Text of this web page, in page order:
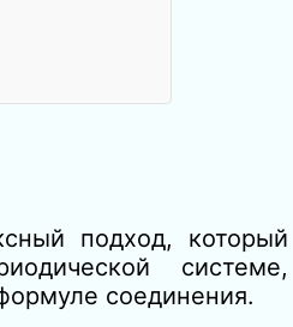
подход, который
системе,
соединения.